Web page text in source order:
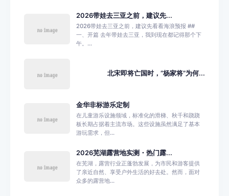
2026带娃去三亚之前，建议先...
2026带娃去三亚之前，建议先看看海浪预报 ##
一、开篇 去年带娃去三亚，我到现在都记得那个下
午。...
北宋即将亡国时，“杨家将”为何...
金华非标游乐定制
在儿童游乐设施领域，标准化的滑梯、秋千和跷跷
板长期占据着主流市场。这些设施虽然满足了基本
游玩需求，但...
2026芜湖露营地实测・热门露...
在芜湖，露营行业正蓬勃发展，为市民和游客提供
了亲近自然、享受户外生活的好去处。然而，面对
众多的露营地...